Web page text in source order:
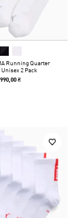
Running Quarter
Unisex 2 Pack
990,00 ₴